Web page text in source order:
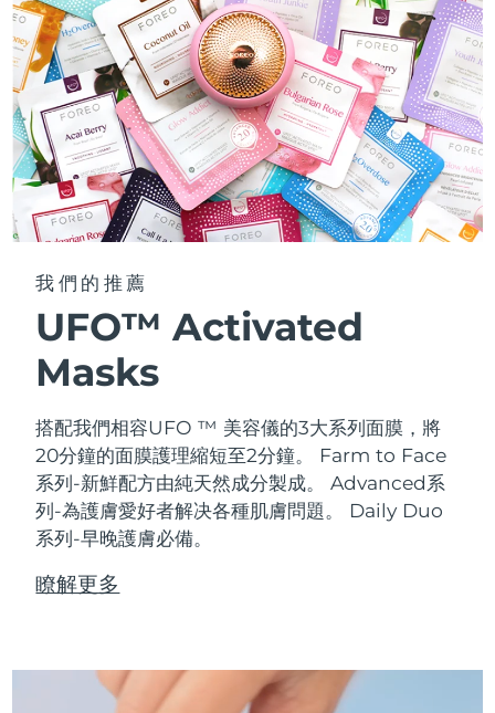
我們的推薦
UFO™ Activated
Masks
搭配我們相容UFO ™ 美容儀的3大系列面膜，將
20分鐘的面膜護理縮短至2分鐘。
Farm to Face
系列-新鮮配方由純天然成分製成。 Advanced系
列-為護膚愛好者解决各種肌膚問題。 Daily Duo
系列-早晚護膚必備。
瞭解更多